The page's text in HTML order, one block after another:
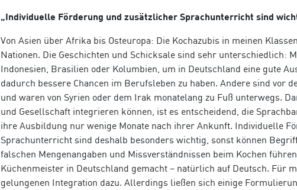
„Individuelle Förderung und zusätzlicher Sprachunterricht sind
Von Asien über Afrika bis Osteuropa: Die Kochazubis in meinen
Nationen. Die Geschichten und Schicksale sind sehr unterschiedlich:
Indonesien, Brasilien oder Kolumbien, um in Deutschland eine gute
dadurch bessere Chancen im Berufsleben zu haben. Andere sind vor
und waren von Syrien oder dem Irak monatelang zu Fuß unterwegs.
und Gesellschaft integrieren können, ist es entscheidend, die
ihre Ausbildung nur wenige Monate nach ihrer Ankunft. Individuelle
Sprachunterricht sind deshalb besonders wichtig, sonst können
falschen Mengenangaben und Missverständnissen beim Kochen
Küchenmeister in Deutschland gemacht – natürlich auf Deutsch. Für
gelungenen Integration dazu. Allerdings ließen sich einige